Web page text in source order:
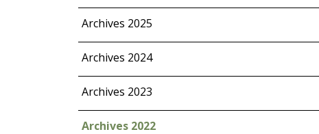
Archives 2025
Archives 2024
Archives 2023
Archives 2022